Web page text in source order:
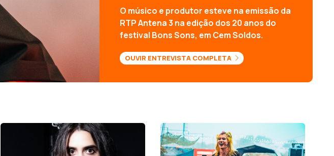
O músico e produtor esteve na emissão da
RTP Antena 3 na edição dos 20 anos do
festival Bons Sons, em Cem Soldos.
OUVIR ENTREVISTA COMPLETA